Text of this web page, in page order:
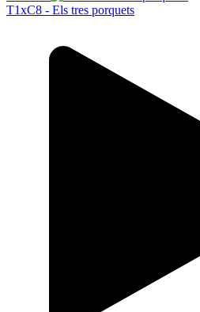
T1xC8 - Els tres porquets